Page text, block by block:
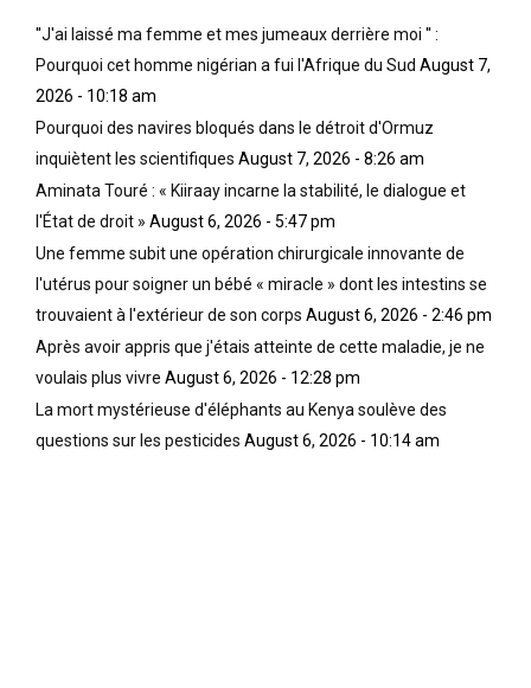
''J'ai laissé ma femme et mes jumeaux derrière moi '' :
Pourquoi cet homme nigérian a fui l'Afrique du Sud August 7,
2026 - 10:18 am
Pourquoi des navires bloqués dans le détroit d'Ormuz
inquiètent les scientifiques August 7, 2026 - 8:26 am
Aminata Touré : « Kiiraay incarne la stabilité, le dialogue et
l'État de droit » August 6, 2026 - 5:47 pm
Une femme subit une opération chirurgicale innovante de
l'utérus pour soigner un bébé « miracle » dont les intestins se
trouvaient à l'extérieur de son corps August 6, 2026 - 2:46 pm
Après avoir appris que j'étais atteinte de cette maladie, je ne
voulais plus vivre August 6, 2026 - 12:28 pm
La mort mystérieuse d'éléphants au Kenya soulève des
questions sur les pesticides August 6, 2026 - 10:14 am